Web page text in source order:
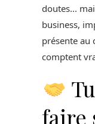
doutes...
business,
présente au
comptent
faire